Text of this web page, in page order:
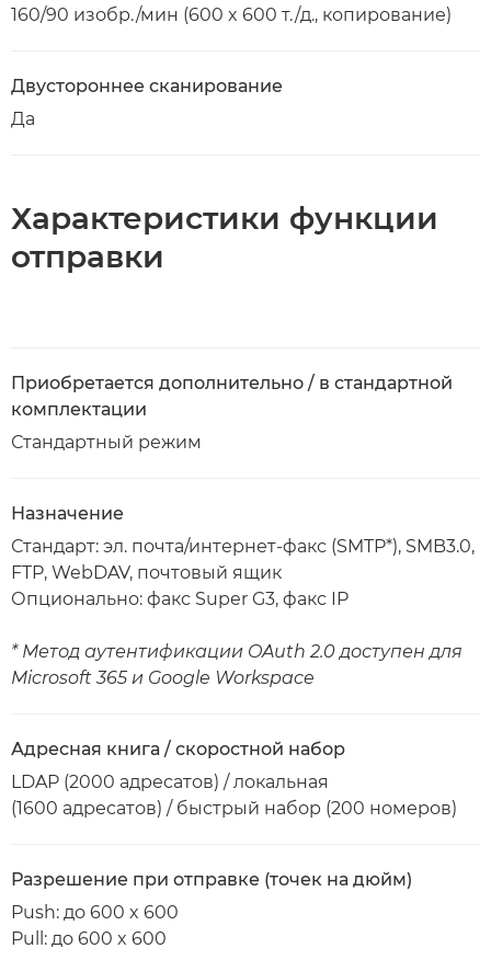
160/90 изобр./мин (600 x 600 т./д., копирование)
Двустороннее сканирование
Да
Характеристики функции
отправки
Приобретается дополнительно / в стандартной
комплектации
Стандартный режим
Назначение
Стандарт: эл. почта/интернет-факс (SMTP*), SMB3.0,
FTP, WebDAV, почтовый ящик
Опционально: факс Super G3, факс IP
* Метод аутентификации OAuth 2.0 доступен для
Microsoft 365 и Google Workspace
Адресная книга / скоростной набор
LDAP (2000 адресатов) / локальная
(1600 адресатов) / быстрый набор (200 номеров)
Разрешение при отправке (точек на дюйм)
Push: до 600 x 600
Pull: до 600 x 600